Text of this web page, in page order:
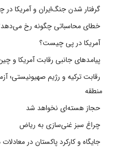
گرفتار شدن جنگ‌ایران و
خطای محاسباتی چگونه رخ
آمریکا در پی چیست؟
پیامدهای جانبی رقابت آمریکا و
رقابت ترکیه و رژیم صهیونیستی؛
منطقه
حجاز هسته‌ای نخواهد شد
چراغ سبز غنی‌سازی به ریاض
جایگاه و کارکرد پاکستان در